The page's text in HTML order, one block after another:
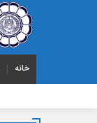
خانه